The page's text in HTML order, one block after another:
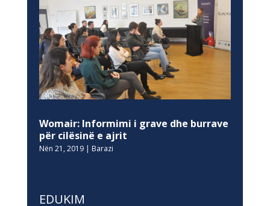
Womair: Informimi i grave dhe burrave
për cilësinë e ajrit
Nën 21, 2019| Barazi
EDUKIM